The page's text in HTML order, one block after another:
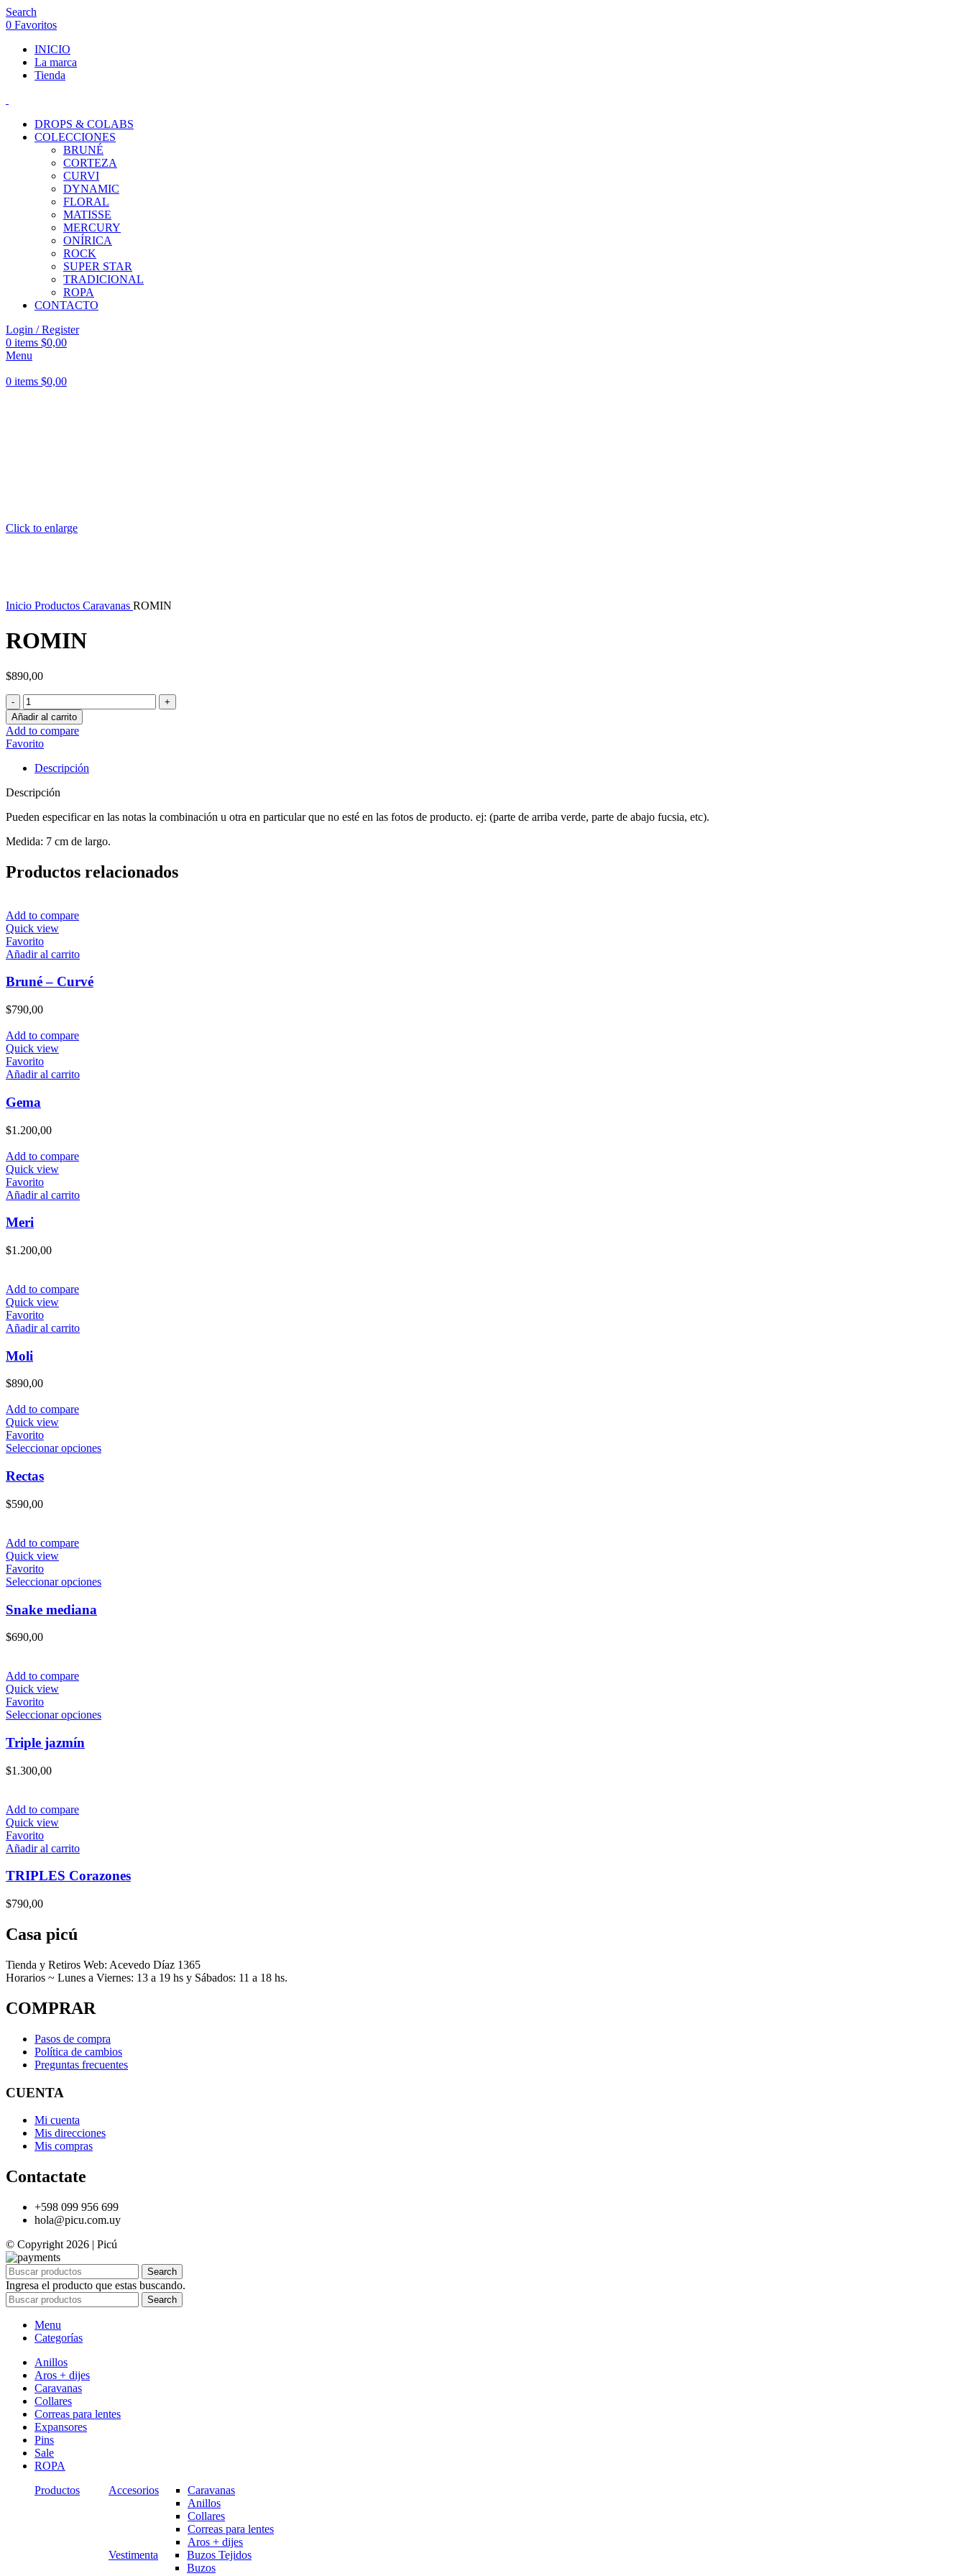
Search
0 Favoritos
INICIO
La marca
Tienda
DROPS & COLABS
COLECCIONES
BRUNÉ
CORTEZA
CURVI
DYNAMIC
FLORAL
MATISSE
MERCURY
ONÍRICA
ROCK
SUPER STAR
TRADICIONAL
ROPA
CONTACTO
Login / Register
0 items $0,00
Menu
0 items $0,00
Click to enlarge
Inicio Productos Caravanas ROMIN
ROMIN
$890,00
ROMIN
cantidad
Añadir al carrito
Add to compare
Favorito
Descripción
Descripción
Pueden especificar en las notas la combinación u otra en particular que no esté en las fotos de producto. ej: (parte de arriba verde, parte de abajo fucsia, etc).
Medida: 7 cm de largo.
Productos relacionados
Add to compare
Quick view
Favorito
Añadir al carrito
Bruné – Curvé
$790,00
Add to compare
Quick view
Favorito
Añadir al carrito
Gema
$1.200,00
Add to compare
Quick view
Favorito
Añadir al carrito
Meri
$1.200,00
Add to compare
Quick view
Favorito
Añadir al carrito
Moli
$890,00
Add to compare
Quick view
Favorito
Seleccionar opcionesEste
en
la
Rectas
$590,00
Add to compare
Quick view
Favorito
Seleccionar opcionesEste
en
la
Snake mediana
$690,00
Add to compare
Quick view
Favorito
Seleccionar opcionesEste
de
Triple jazmín
$1.300,00
Add to compare
Quick view
Favorito
Añadir al carrito
TRIPLES Corazones
$790,00
Casa picú
Tienda y Retiros Web: Acevedo Díaz 1365
Horarios ~ Lunes a Viernes: 13 a 19 hs y Sábados: 11 a 18 hs.
COMPRAR
Pasos de compra
Política de cambios
Preguntas frecuentes
CUENTA
Mi cuenta
Mis direcciones
Mis compras
Contactate
+598 099 956 699
hola@picu.com.uy
© Copyright 2026 | Picú
Search
Ingresa el producto que estas buscando.
Search
Menu
Categorías
Anillos
Aros + dijes
Caravanas
Collares
Correas para lentes
Expansores
Pins
Sale
ROPA
Productos
Accesorios
Caravanas
Anillos
Collares
Correas para lentes
Aros + dijes
Vestimenta
Buzos Tejidos
Buzos